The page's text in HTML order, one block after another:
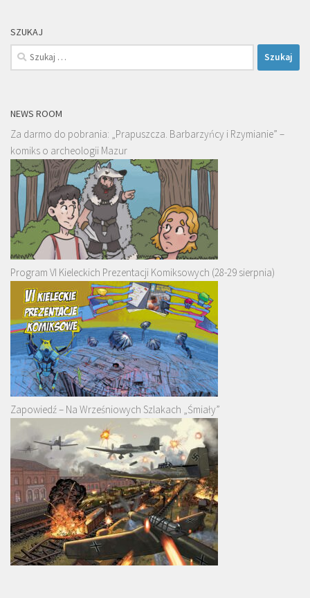
SZUKAJ
Szukaj:
NEWS ROOM
Za darmo do pobrania: „Prapuszcza. Barbarzyńcy i Rzymianie” –
komiks o archeologii Mazur
Program VI Kieleckich Prezentacji Komiksowych (28-29 sierpnia)
Zapowiedź – Na Wrześniowych Szlakach „Śmiały”